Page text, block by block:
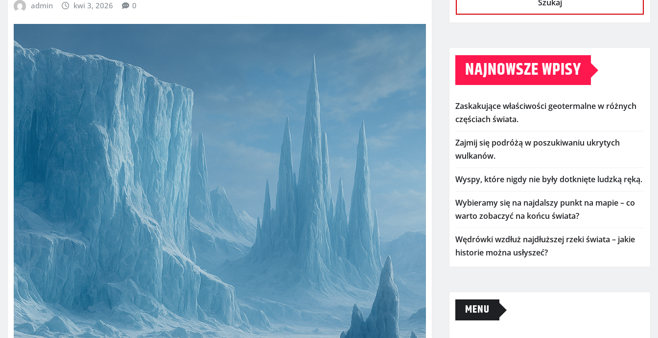
admin kwi 3, 2026 0 Szukaj
NAJNOWSZE WPISY
Zaskakujące właściwości geotermalne w różnych
częściach świata.
Zajmij się podróżą w poszukiwaniu ukrytych
wulkanów.
Wyspy, które nigdy nie były dotknięte ludzką ręką.
Wybieramy się na najdalszy punkt na mapie – co
warto zobaczyć na końcu świata?
Wędrówki wzdłuż najdłuższej rzeki świata – jakie
historie można usłyszeć?
MENU